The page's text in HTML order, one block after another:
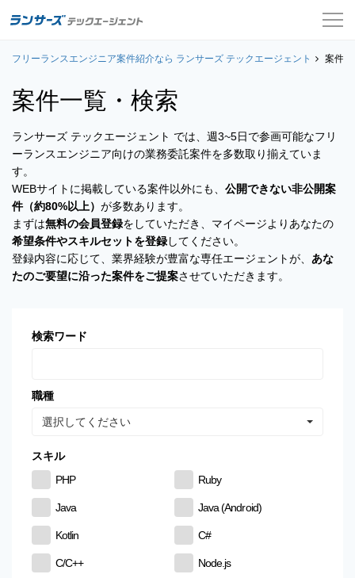
案件一覧
お役立ちコンテンツ
よくある質問
ログイン
会員登録
フリーランスエンジニア案件紹介なら ランサーズ テックエージェント 案件
案件一覧・検索
ランサーズ テックエージェント では、週3~5日で参画可能なフリ
ーランスエンジニア向けの業務委託案件を多数取り揃えていま
す。
WEBサイトに掲載している案件以外にも、 公開できない非公開案
件（約80%以上） が多数あります。
まずは無料の会員登録をしていただき、マイページよりあなたの
希望条件やスキルセットを登録してください。
登録内容に応じて、業界経験が豊富な専任エージェントが、 あな
たのご要望に沿った案件をご提案させていただきます。
検索ワード
職種
選択してください
スキル
PHP
Ruby
Java Java (Android)
Kotlin C#
C/C++ Node.js